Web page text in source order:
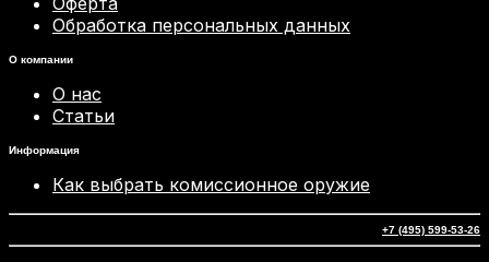
Обработка персональных данных
О компании
О нас
Статьи
Информация
Как выбрать комиссионное оружие
+7 (495) 599-53-26